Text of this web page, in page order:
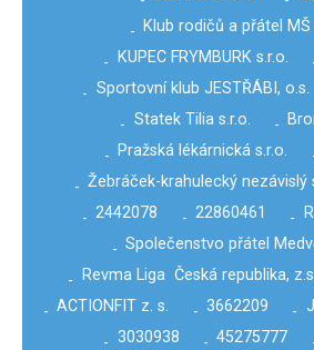
- Klub rodičů a přátel
-
KUPEC FRYMBURK s.r.o.
- Sportovní klub JESTŘÁBI, o.s.
- Statek Tilia s.r.o. -
- Pražská lékárnická s.r.o.
- Žebráček-krahulecký nezávislý
- 2442078 - 22860461 -
- Společenstvo přátel
-
Revma Liga Česká republika,
- ACTIONFIT z. s. - 3662209 -
- 3030938 - 45275777